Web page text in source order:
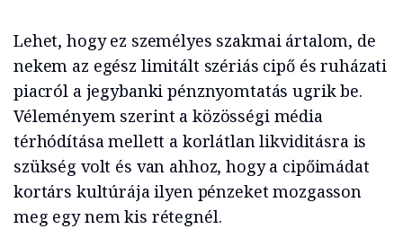
Lehet, hogy ez személyes szakmai ártalom, de
nekem az egész limitált szériás cipő és ruházati
piacról a jegybanki pénznyomtatás ugrik be.
Véleményem szerint a közösségi média
térhódítása mellett a korlátlan likviditásra is
szükség volt és van ahhoz, hogy a cipőimádat
kortárs kultúrája ilyen pénzeket mozgasson
meg egy nem kis rétegnél.